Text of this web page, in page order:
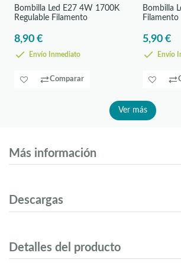
Bombilla Led E27 4W 1700K
Regulable Filamento
8,90 €
Envío Inmediato
Comparar
Bombilla
Filamento
5,90 €
Envío
Ver más
Más información
Descargas
Detalles del producto